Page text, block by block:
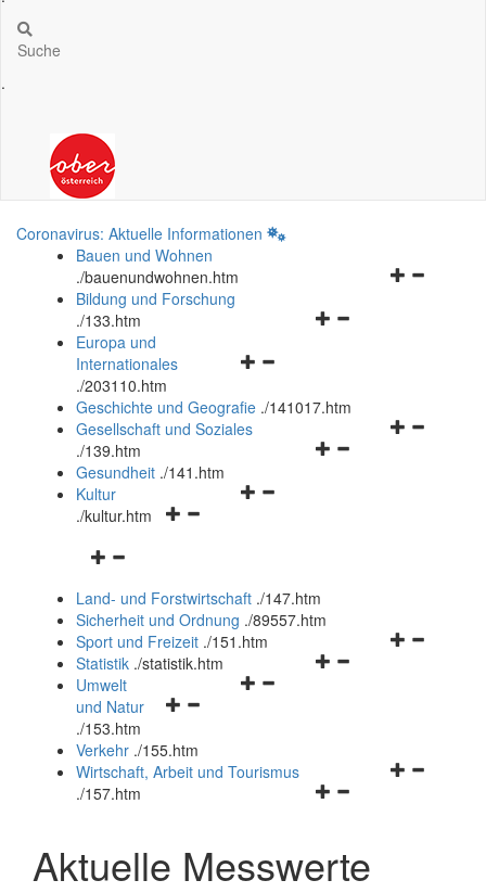
Suche
.
Coronavirus: Aktuelle Informationen
Bauen und Wohnen
./bauenundwohnen.htm
Navigationsmenü
Bildung und Forschung
./133.htm
Navigationsmenü
und
schließen
Europa und
Internationales
./203110.htm
Geschichte und Geografie ./141017.htm
Navigationsmenü
Gesellschaft und Soziales
./139.htm
Navigationsmenü
Gesundheit ./141.htm
Navigationsmenü
Kultur
./kultur.htm
Navigationsmenü
und
schließen
Land- und Forstwirtschaft ./147.htm
Sicherheit und Ordnung ./89557.htm
Navigationsmenü
Sport und Freizeit ./151.htm
Navigationsmenü
Statistik ./statistik.htm
Navigationsmenü
und
schließen
Umwelt
und Natur
./153.htm
Verkehr ./155.htm
Navigationsmenü
schließen
Wirtschaft, Arbeit und Tourismus
./157.htm
Aktuelle Messwerte